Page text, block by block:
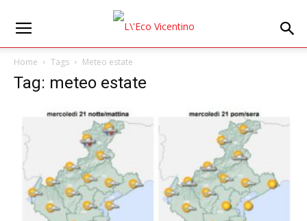
Home Tags Meteo estate
Tag: meteo estate